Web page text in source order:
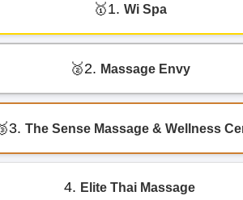
1. Wi Spa
2. Massage Envy
3. The Sense Massage & Wellness
4. Elite Thai Massage